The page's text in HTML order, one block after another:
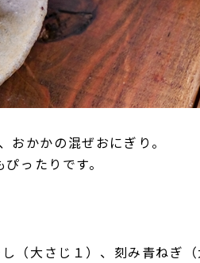
おかかの混ぜおにぎり。
ったりです。
（大さじ１）、刻み青ねぎ